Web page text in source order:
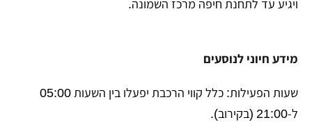
ויגיע עד לתחנת חיפה מרכז השמונה.
מידע חיוני לנוסעים
​שעות הפעילות: כלל קווי הרכבת יפעלו בין השעות 05:00
ל-21:00 (בקירוב).